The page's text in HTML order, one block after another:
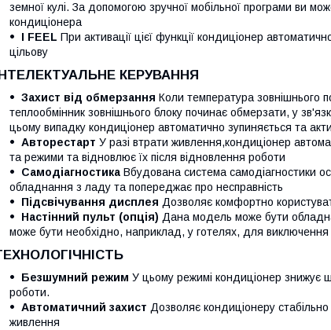
земної кулі. За допомогою зручної мобільної програми ви
кондиціонера
I FEEL При активації цієї функції кондиціонер
цільову
КЕРУВАННЯ
Захист від обмерзання Коли температура зовнішнього
теплообмінник зовнішнього блоку починає обмерзати, у
цьому випадку кондиціонер автоматично зупиняється та
Авторестарт У разі втрати живлення,кондиціонер
та режими та відновлює їх після відновлення роботи
Самодіагностика Вбудована система самодіагностики
обладнання з ладу та попереджає про несправність
Підсвічування дисплея Дозволяє комфортно
Настінний пульт (опція) Дана модель може бути
може бути необхідно, наприклад, у готелях, для виключення
Безшумний режим У цьому режимі кондиціонер знижує
роботи.
Автоматичний захист Дозволяє кондиціонеру
живлення